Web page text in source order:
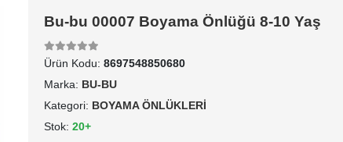
Bu-bu 00007 Boyama Önlüğü 8-10 Yaş
Ürün Kodu: 8697548850680
Marka: BU-BU
Kategori: BOYAMA ÖNLÜKLERİ
Stok: 20+